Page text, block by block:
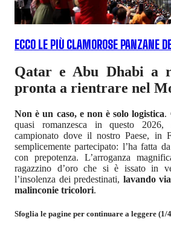
ECCO LE PIÙ CLAMOROSE PANZANE
Qatar e Abu Dhabi a
pronta a rientrare nel
Non è un caso, e non è solo logistica.
quasi romanzesca in questo
campionato dove il nostro Paese, in
semplicemente partecipato: l’ha fatta
con prepotenza. L’arroganza
ragazzino d’oro che si è issato in
l’insolenza dei predestinati, lavando
malinconie tricolori.
Sfoglia le pagine per continuare a leggere (1/